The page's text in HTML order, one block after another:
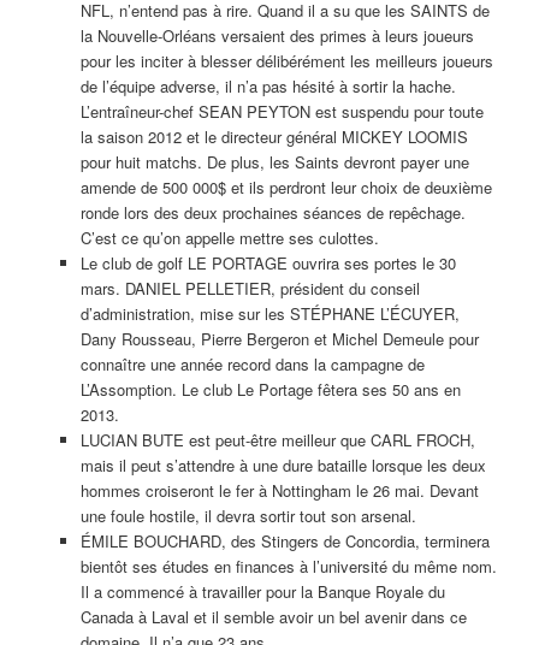
NFL, n’entend pas à rire. Quand il a su que les SAINTS de
la Nouvelle-Orléans versaient des primes à leurs joueurs
pour les inciter à blesser délibérément les meilleurs joueurs
de l’équipe adverse, il n’a pas hésité à sortir la hache.
L’entraîneur-chef SEAN PEYTON est suspendu pour toute
la saison 2012 et le directeur général MICKEY LOOMIS
pour huit matchs. De plus, les Saints devront payer une
amende de 500 000$ et ils perdront leur choix de deuxième
ronde lors des deux prochaines séances de repêchage.
C’est ce qu’on appelle mettre ses culottes.
Le club de golf LE PORTAGE ouvrira ses portes le 30
mars. DANIEL PELLETIER, président du conseil
d’administration, mise sur les STÉPHANE L’ÉCUYER,
Dany Rousseau, Pierre Bergeron et Michel Demeule pour
connaître une année record dans la campagne de
L’Assomption. Le club Le Portage fêtera ses 50 ans en
2013.
LUCIAN BUTE est peut-être meilleur que CARL FROCH,
mais il peut s’attendre à une dure bataille lorsque les deux
hommes croiseront le fer à Nottingham le 26 mai. Devant
une foule hostile, il devra sortir tout son arsenal.
ÉMILE BOUCHARD, des Stingers de Concordia, terminera
bientôt ses études en finances à l’université du même nom.
Il a commencé à travailler pour la Banque Royale du
Canada à Laval et il semble avoir un bel avenir dans ce